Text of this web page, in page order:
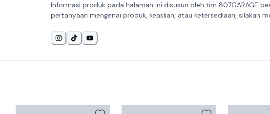
Informasi produk pada halaman ini disusun oleh tim 807GARAGE
pertanyaan mengenai produk, keaslian, atau ketersediaan, silakan